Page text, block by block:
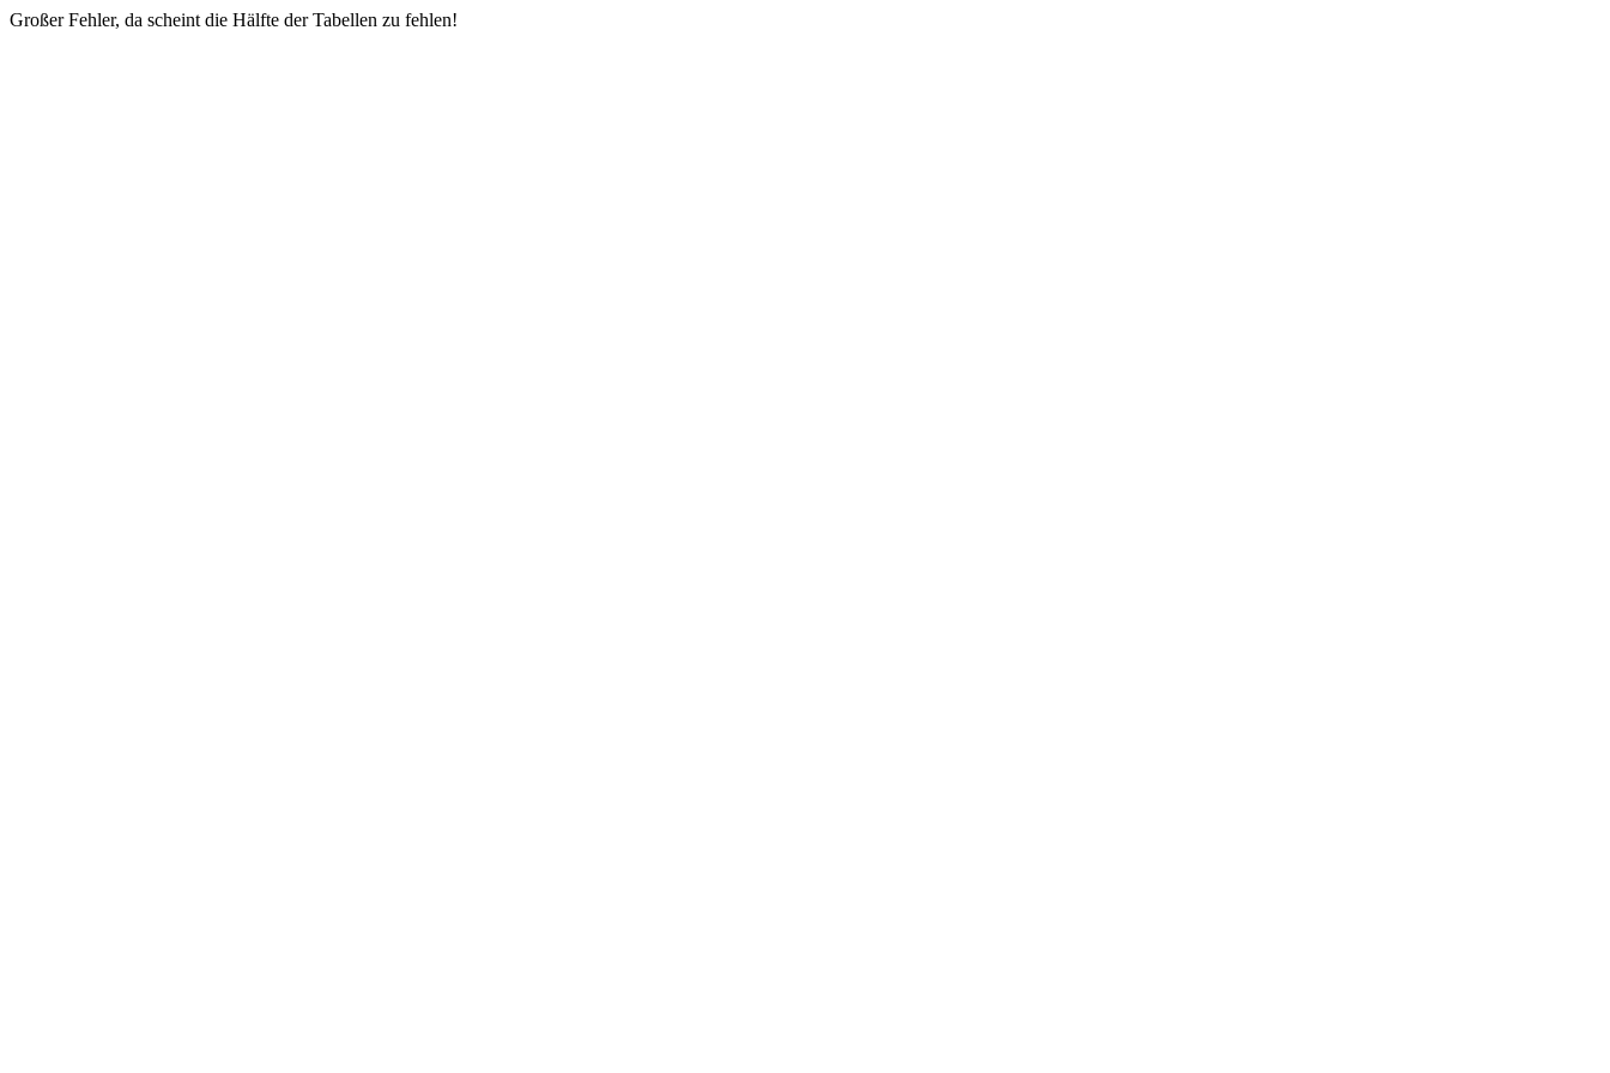
Großer Fehler, da scheint die Hälfte der Tabellen zu fehlen!